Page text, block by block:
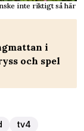
inte riktigt så här
i
och spel
tv4